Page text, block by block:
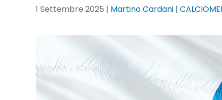
1 Settembre 2025 | Martino Cardani |